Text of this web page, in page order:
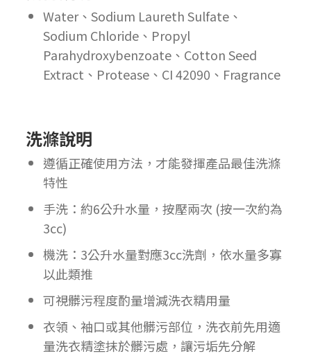
Water、Sodium Laureth Sulfate、
Sodium Chloride、Propyl
Parahydroxybenzoate、Cotton Seed
Extract、Protease、CI 42090、Fragrance
洗滌說明
遵循正確使用方法，才能發揮產品最佳洗滌
特性
手洗：約6公升水量，按壓兩次 (按一次約為
3cc)
機洗：3公升水量對應3cc洗劑，依水量多寡
以此類推
可視髒污程度酌量增減洗衣精用量
衣領、袖口或其他髒污部位，洗衣前先用適
量洗衣精塗抹於髒污處，讓污垢先分解